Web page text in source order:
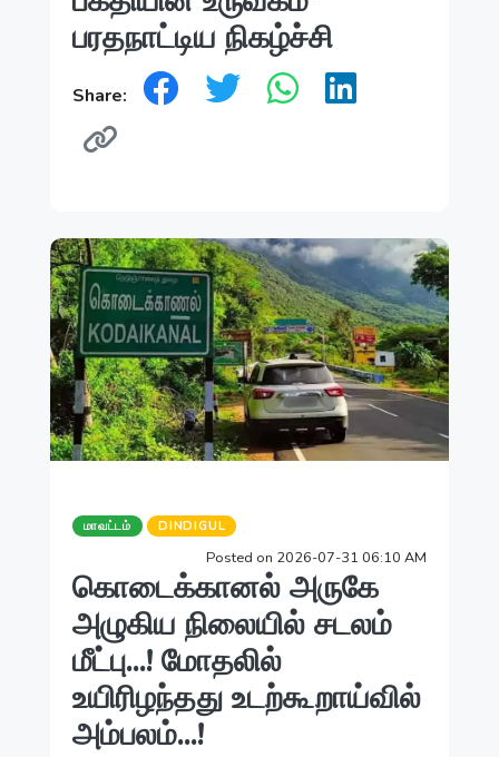
பரதநாட்டிய நிகழ்ச்சி
Share:
மாவட்டம் DINDIGUL
Posted on 2026-07-31 06:10 AM
கொடைக்கானல் அருகே
அழுகிய நிலையில் சடலம்
மீட்பு...! மோதலில்
உயிரிழந்தது உடற்கூறாய்வில்
அம்பலம்...!